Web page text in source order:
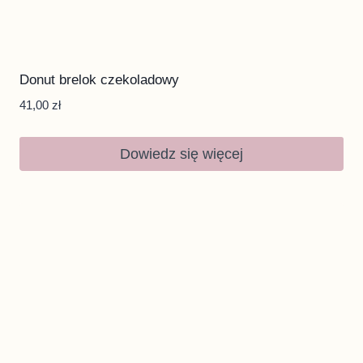
Donut brelok czekoladowy
41,00 zł
Dowiedz się więcej